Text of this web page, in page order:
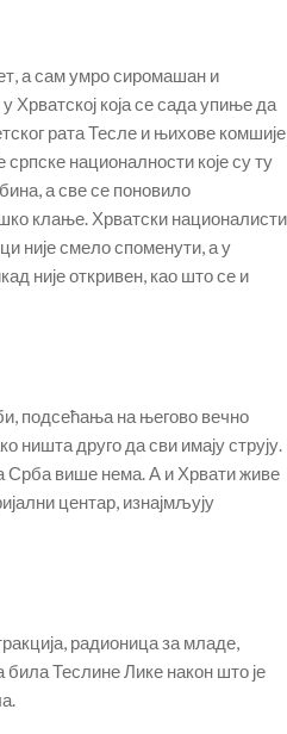
а сам умро сиромашан и
која се сада упиње да
рата Тесле и њихове комшије
националности које су ту
а све се поновило
клање. Хрватски националисти
није смело споменути, а у
није откривен, као што се и
подсећања на његово вечно
ништа друго да сви имају струју.
Срба више нема. А и Хрвати живе
центар, изнајмљују
радионица за младе,
била Теслине Лике након што је